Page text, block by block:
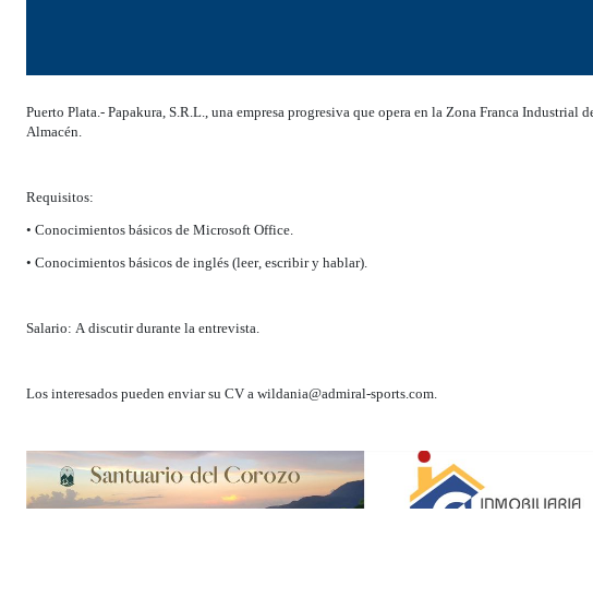
Puerto Plata.- Papakura, S.R.L., una empresa progresiva que opera en la Zona Franca Industrial
Almacén.
Requisitos:
• Conocimientos básicos de Microsoft Office.
• Conocimientos básicos de inglés (leer, escribir y hablar).
Salario: A discutir durante la entrevista.
Los interesados pueden enviar su CV a wildania@admiral-sports.com.